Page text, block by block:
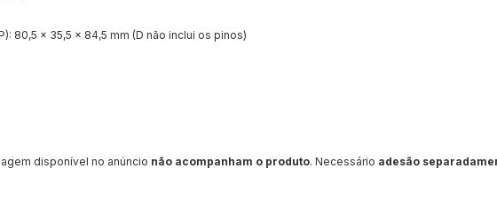
80,5 x 35,5 x 84,5 mm (D não inclui os pinos)
disponível no anúncio não acompanham o produto. Necessário adesão